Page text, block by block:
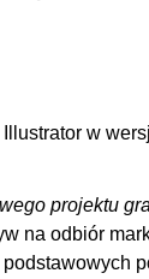
w
projektu
na odbiór